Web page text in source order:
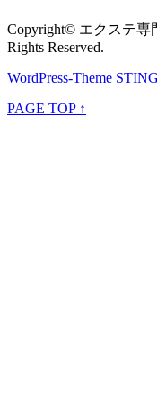
Copyright© エクステ
Rights Reserved.
WordPress-Theme
PAGE TOP ↑